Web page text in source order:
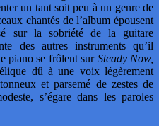
un tant soit peu à un genre de
chantés de l’album épousent
sur la sobriété de la guitare
des autres instruments qu’il
piano se frôlent sur Steady Now,
dû à une voix légèrement
et parsemé de zestes de
s’égare dans les paroles